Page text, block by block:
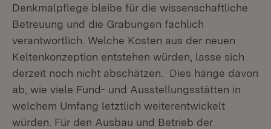
Denkmalpflege bleibe für die wissenschaftliche
Betreuung und die Grabungen fachlich
verantwortlich. Welche Kosten aus der neuen
Keltenkonzeption entstehen würden, lasse sich
derzeit noch nicht abschätzen. Dies hänge davon
ab, wie viele Fund- und Ausstellungsstätten in
welchem Umfang letztlich weiterentwickelt
würden. Für den Ausbau und Betrieb der